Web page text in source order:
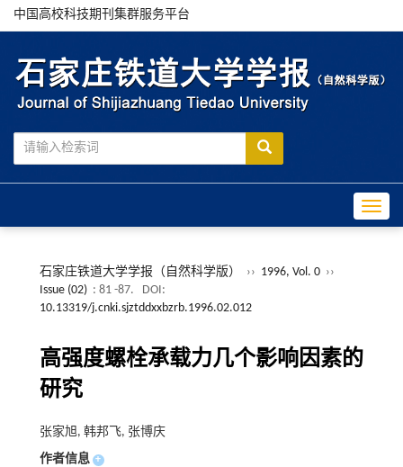
中国高校科技期刊集群服务平台
石家庄铁道大学学报（自然科学版） ›› 1996, Vol. 0 ››
Issue (02) : 81 -87.
DOI:
10.13319/j.cnki.sjztddxxbzrb.1996.02.012
高强度螺栓承载力几个影响因素的
研究
张家旭, 韩邦飞, 张博庆
作者信息 +